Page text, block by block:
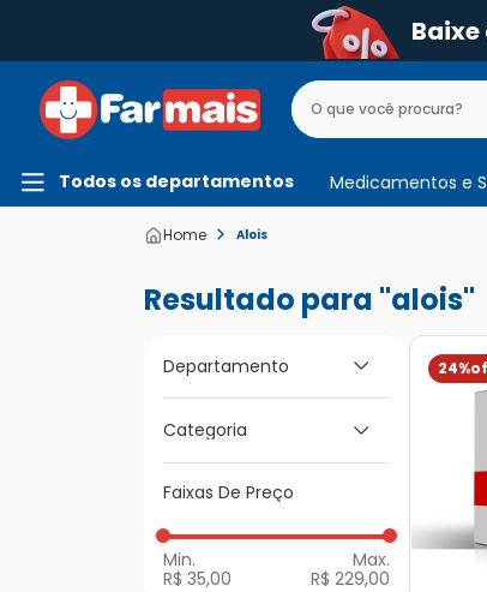
Todos os departamentos Medicamentos e
Alois
alois
Departamento
Medicamentos e
Saúde
Categoria
Medicamentos de A
Faixas De Preço
R$ 35,00 R$ 229,00
24%